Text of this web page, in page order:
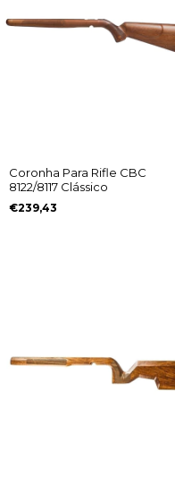
Coronha Para Rifle CBC
8122/8117 Clássico
€239,43